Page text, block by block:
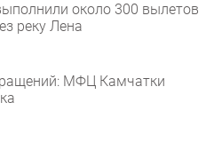
около 300 вылетов
реку Лена
МФЦ Камчатки